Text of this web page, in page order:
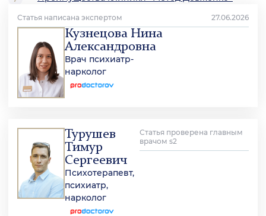
Кузнецова Нина
Александровна
Врач психиатр-
нарколог
Статья написана экспертом 27.06.2026
Турушев
Тимур
Сергеевич
Психотерапевт,
психиатр,
нарколог
Статья проверена главным
врачом s2